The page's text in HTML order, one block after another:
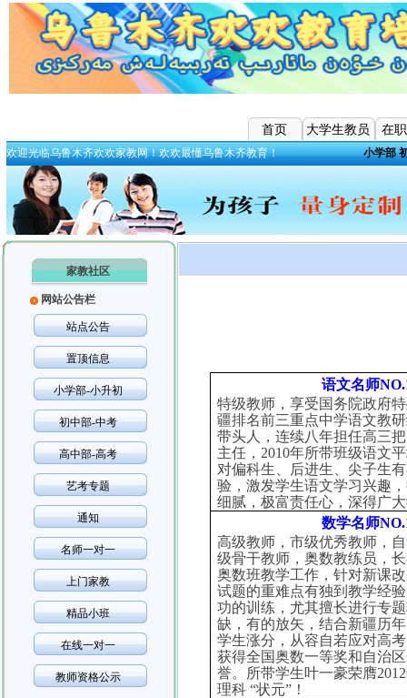
首页 大学生教员 在
欢迎光临乌鲁木齐欢欢家教网！欢欢最懂乌鲁木齐教育！ 小学部
家教社区
网站公告栏
站点公告
置顶信息
小学部-小升初
初中部-中考
高中部-高考
艺考专题
通知
名师一对一
上门家教
精品小班
在线一对一
教师资格公示
语文名师
特级教师，享受国务院政府
疆排名前三重点中学语文教
带头人，连续八年担任高三
主任， 2010年所带班级语文
对偏科生、后进生、尖子生
验，激发学生语文学习兴趣
细腻，极富责任心，深得广
数学名师
高级教师，市级优秀教师，
级骨干教师，奥数教练员，
奥数班教学工作，针对新课
试题的重难点有独到教学经
功的训练，尤其擅长进行专
缺，有的放矢，结合新疆历
学生涨分，从容自若应对高
获得全国奥数一等奖和自治
誉。所带学生叶一豪荣膺2012
理科 “状元”！